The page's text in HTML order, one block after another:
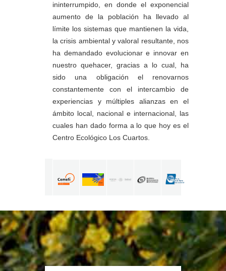
ininterrumpido, en donde el exponencial
aumento de la población ha llevado al
límite los sistemas que mantienen la vida,
la crisis ambiental y valoral resultante, nos
ha demandado evolucionar e innovar en
nuestro quehacer, gracias a lo cual, ha
sido una obligación el renovarnos
constantemente con el intercambio de
experiencias y múltiples alianzas en el
ámbito local, nacional e internacional, las
cuales han dado forma a lo que hoy es el
Centro Ecológico Los Cuartos.